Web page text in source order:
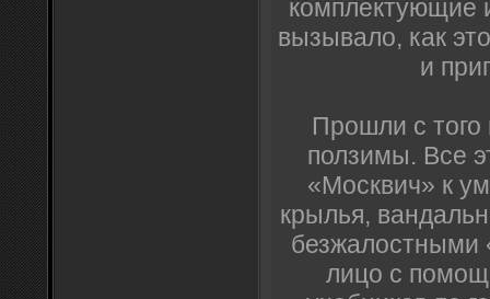
комплектующие
вызывало, как
и
Прошли с
ползимы. Все
«Москвич» к
крылья,
безжалостными
лицо с